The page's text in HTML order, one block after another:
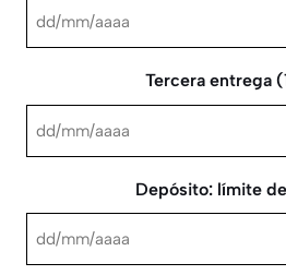
barra
AAAA
DD
barra
AAAA
Tercera entrega
DD
barra
AAAA
Depósito: límite
DD